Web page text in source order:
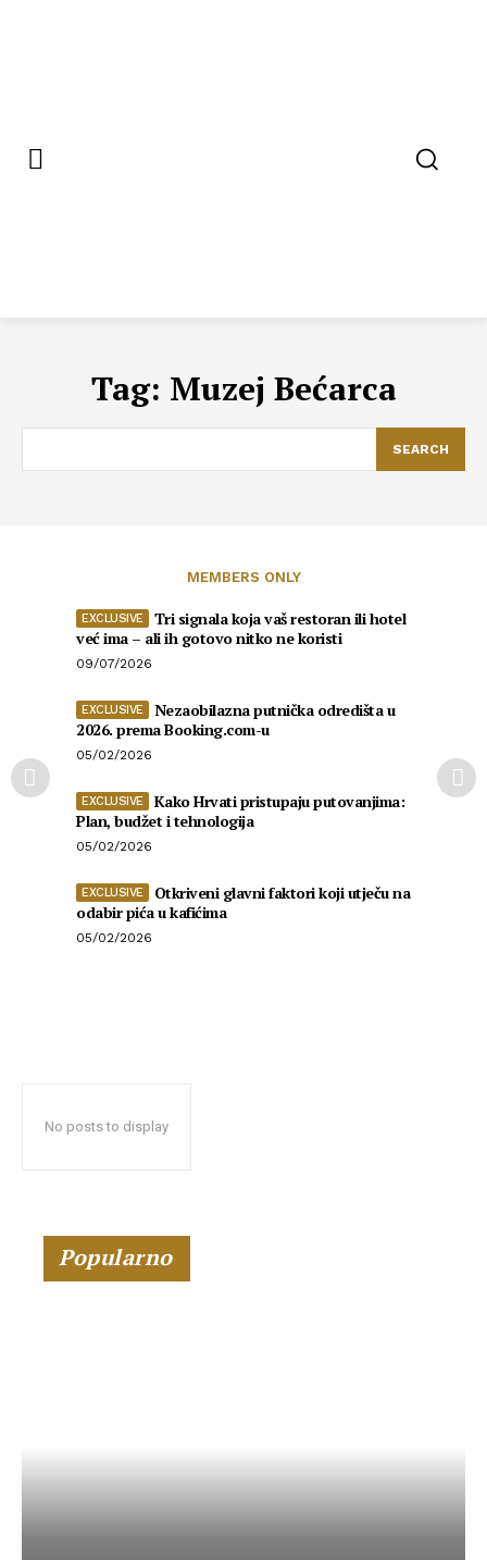
Tag: Muzej Bećarca
SEARCH
MEMBERS ONLY
Tri signala koja vaš restoran ili hotel
već ima – ali ih gotovo nitko ne koristi
09/07/2026
Nezaobilazna putnička odredišta u
2026. prema Booking.com-u
05/02/2026
Kako Hrvati pristupaju putovanjima:
Plan, budžet i tehnologija
05/02/2026
Otkriveni glavni faktori koji utječu na
odabir pića u kafićima
05/02/2026
No posts to display
Popularno